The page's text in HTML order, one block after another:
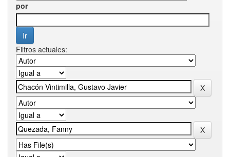
por
Filtros actuales: